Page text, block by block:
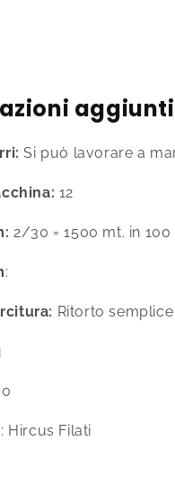
Si può lavorare a
12
2/30 = 1500 mt. in
:
Ritorto semplice
: Hircus Filati